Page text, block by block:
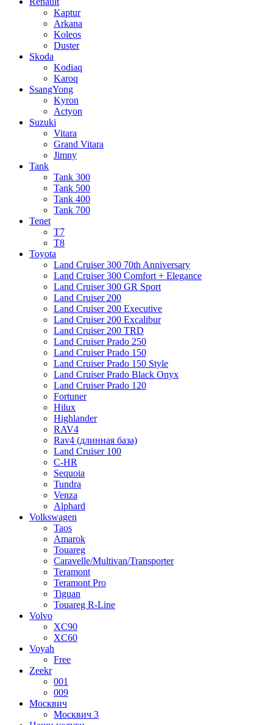
Kaptur
Arkana
Koleos
Duster
Skoda
Kodiaq
Karoq
SsangYong
Kyron
Actyon
Suzuki
Vitara
Grand Vitara
Jimny
Tank
Tank 300
Tank 500
Tank 400
Tank 700
Tenet
T7
T8
Toyota
Land Cruiser 300 70th Anniversary
Land Cruiser 300 Comfort + Elegance
Land Cruiser 300 GR Sport
Land Cruiser 200
Land Cruiser 200 Executive
Land Cruiser 200 Excalibur
Land Cruiser 200 TRD
Land Cruiser Prado 250
Land Cruiser Prado 150
Land Cruiser Prado 150 Style
Land Cruiser Prado Black Onyx
Land Cruiser Prado 120
Fortuner
Hilux
Highlander
RAV4
Rav4 (длинная база)
Land Cruiser 100
C-HR
Sequoia
Tundra
Venza
Alphard
Volkswagen
Taos
Amarok
Touareg
Caravelle/Multivan/Transporter
Teramont
Teramont Pro
Tiguan
Touareg R-Line
Volvo
XC90
XC60
Voyah
Free
Zeekr
001
009
Москвич
Москвич 3